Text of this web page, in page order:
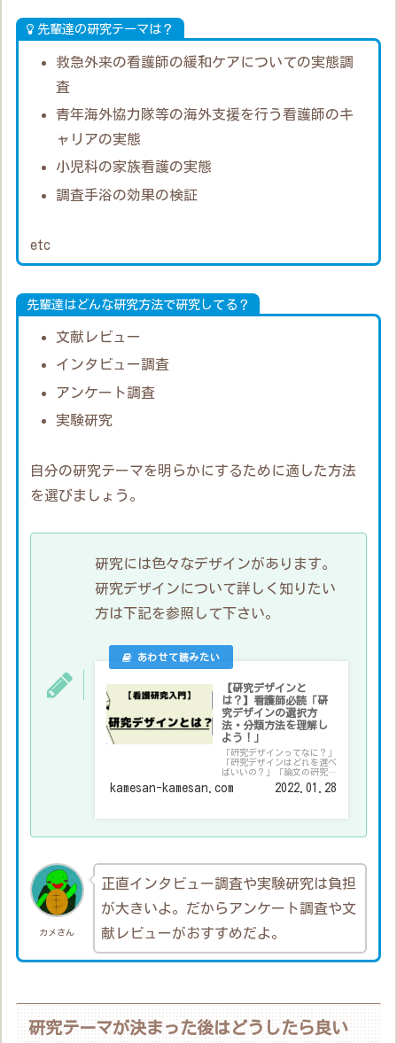
先輩達の研究テーマは？
救急外来の看護師の緩和ケアについての実態調
査
青年海外協力隊等の海外支援を行う看護師のキ
ャリアの実態
小児科の家族看護の実態
調査手浴の効果の検証
etc
先輩達はどんな研究方法で研究してる？
文献レビュー
インタビュー調査
アンケート調査
実験研究
自分の研究テーマを明らかにするために適した方法
を選びましょう。
研究には色々なデザインがあります。
研究デザインについて詳しく知りたい
方は下記を参照して下さい。
【研究デザインと
は？】看護師必読「研
究デザインの選択方
法・分類方法を理解し
よう！」
「研究デザインってなに？」
「研究デザインはどれを選べ
ばいいの？」「論文の研究デ
ザインがどれかわからな
い？」といったお悩みを解決
ら大学院に進学して研究を行
kamesan-kamesan.com 2022.01.28
カメさん
正直インタビュー調査や実験研究は負担
が大きいよ。だからアンケート調査や文
献レビューがおすすめだよ。
研究テーマが決まった後はどうしたら良い